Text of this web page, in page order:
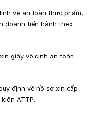
về an toàn thực phẩm,
doanh tiến hành theo
giấy vệ sinh an toàn
định về hồ sơ xin cấp
ATTP.